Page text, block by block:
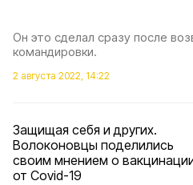
Он это сделал сразу после
командировки.
2 августа 2022, 14:22
Защищая себя и других.
Волоконовцы поделились
своим мнением о
от Covid-19